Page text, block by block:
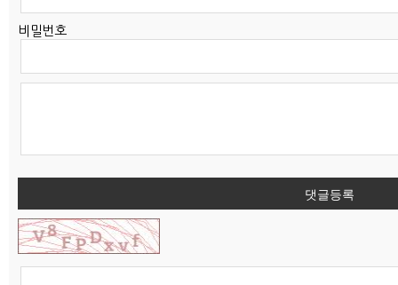
비밀번호
댓글등록